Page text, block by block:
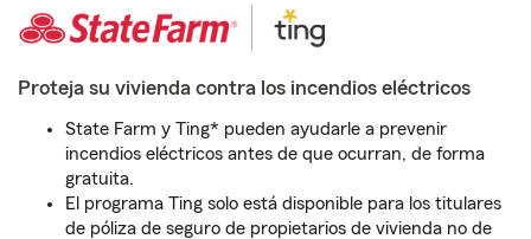
Proteja su vivienda contra los incendios eléctricos
State Farm y Ting* pueden ayudarle a prevenir
incendios eléctricos antes de que ocurran, de forma
gratuita.
El programa Ting solo está disponible para los titulares
de póliza de seguro de propietarios de vivienda no de